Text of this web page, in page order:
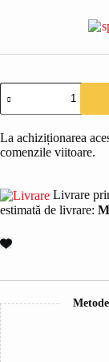
Cantitate
Spray
volum
la
radacina
ME
302
ME
UP
La achiziționarea
comenzile viitoare.
Livrare
estimată de livrare: